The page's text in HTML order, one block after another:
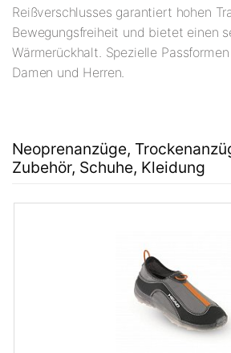
Reißverschlusses garantiert hohen
Bewegungsfreiheit und bietet einen
Wärmerückhalt. Spezielle
Damen und Herren.
Neoprenanzüge,
Zubehör, Schuhe, Kleidung